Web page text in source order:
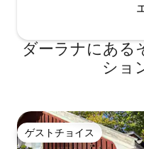
ダーラナにある
ショ
ゲストチョイス
ゲストチョイス